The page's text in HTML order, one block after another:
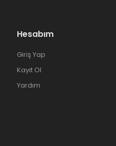
Hesabım
Giriş Yap
Kayıt Ol
Yardım